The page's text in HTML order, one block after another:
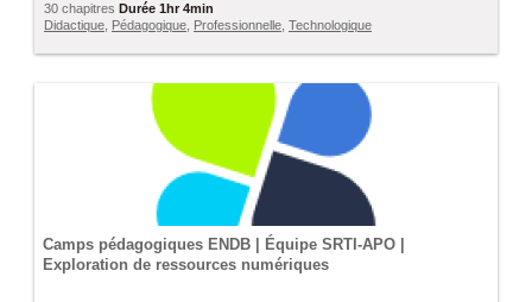
30 chapitres Durée 1hr 4min
Didactique Pédagogique Professionnelle Technologique
Camps pédagogiques ENDB | Équipe SRTI-APO |
Exploration de ressources numériques